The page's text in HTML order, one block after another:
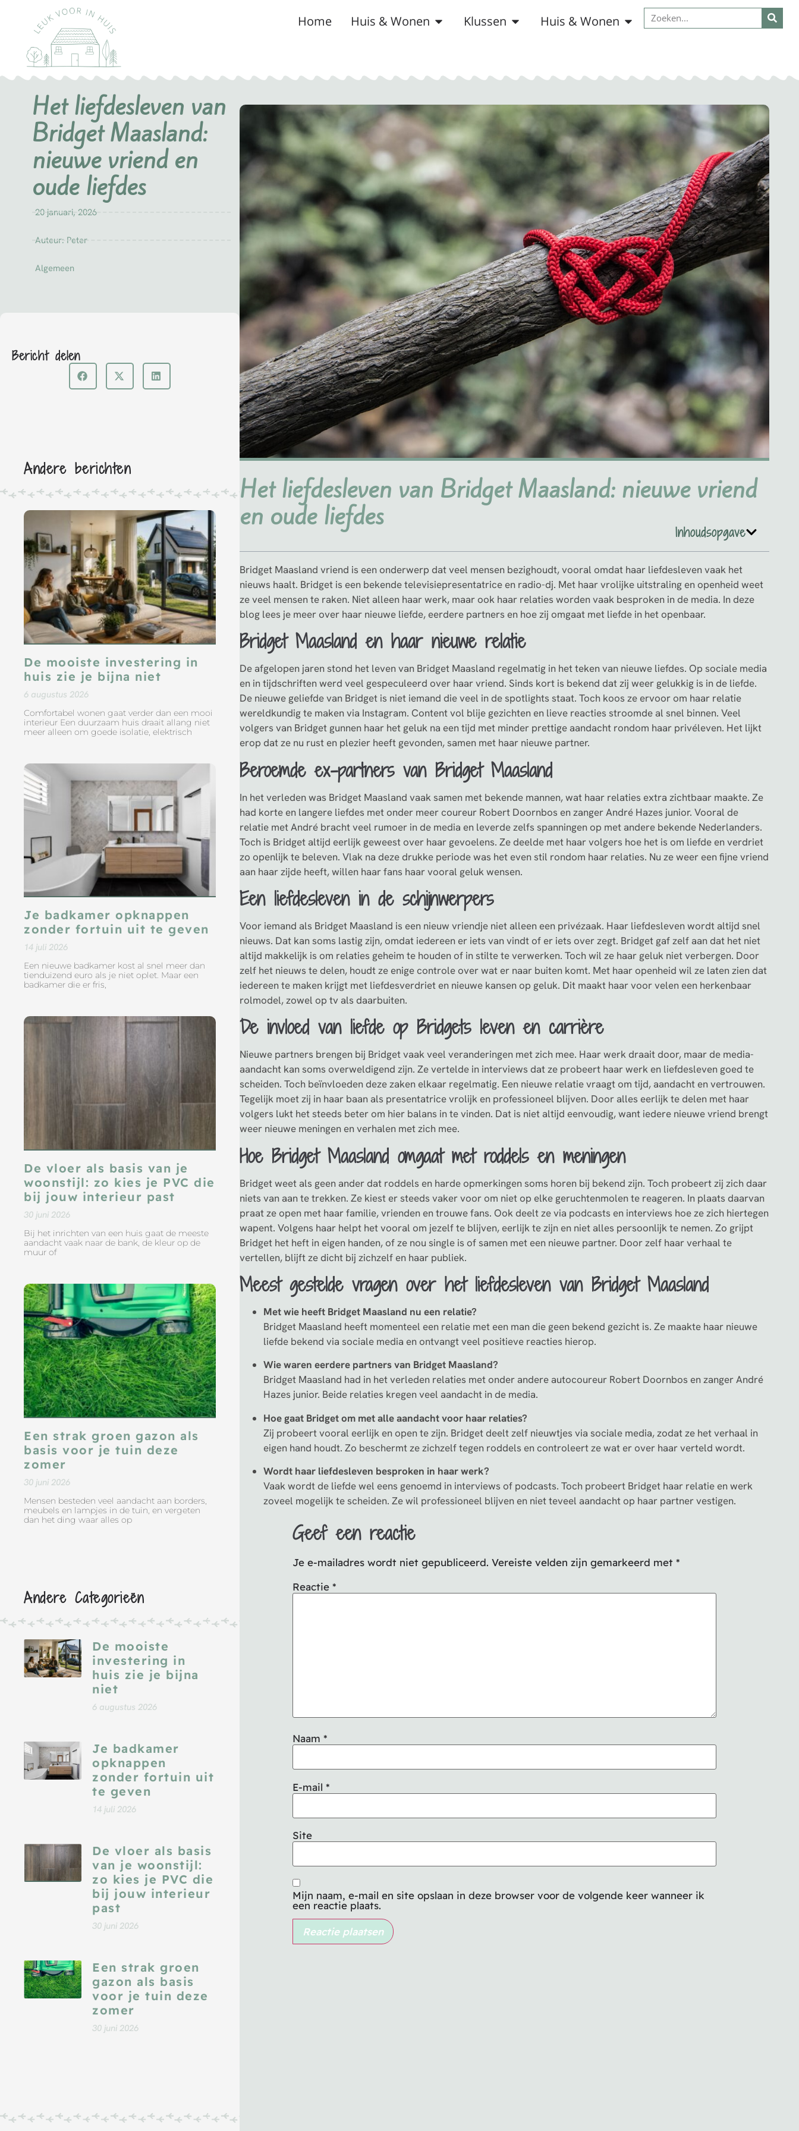
Home Huis & Wonen Klussen Huis & Wonen
Het liefdesleven van
Bridget Maasland:
nieuwe vriend en
oude liefdes
20 januari, 2026
Auteur: Peter
Algemeen
Bericht delen
Andere berichten
De mooiste investering in
huis zie je bijna niet
6 augustus 2026
Comfortabel wonen gaat verder dan een mooi
interieur Een duurzaam huis draait allang niet
meer alleen om goede isolatie, elektrisch
Je badkamer opknappen
zonder fortuin uit te geven
14 juli 2026
Een nieuwe badkamer kost al snel meer dan
tienduizend euro als je niet oplet. Maar een
badkamer die er fris,
De vloer als basis van je
woonstijl: zo kies je PVC die
bij jouw interieur past
30 juni 2026
Bij het inrichten van een huis gaat de meeste
aandacht vaak naar de bank, de kleur op de
muur of
Een strak groen gazon als
basis voor je tuin deze
zomer
30 juni 2026
Mensen besteden veel aandacht aan borders,
meubels en lampjes in de tuin, en vergeten
dan het ding waar alles op
Andere Categorieën
De mooiste
investering in
huis zie je bijna
niet
6 augustus 2026
Je badkamer
opknappen
zonder fortuin uit
te geven
14 juli 2026
De vloer als basis
van je woonstijl:
zo kies je PVC die
bij jouw interieur
past
30 juni 2026
Een strak groen
gazon als basis
voor je tuin deze
zomer
30 juni 2026
Het liefdesleven van Bridget Maasland: nieuwe vriend
en oude liefdes
Inhoudsopgave
Bridget Maasland vriend is een onderwerp dat veel mensen bezighoudt, vooral omdat haar liefdesleven vaak het
nieuws haalt. Bridget is een bekende televisiepresentatrice en radio-dj. Met haar vrolijke uitstraling en openheid weet
ze veel mensen te raken. Niet alleen haar werk, maar ook haar relaties worden vaak besproken in de media. In deze
blog lees je meer over haar nieuwe liefde, eerdere partners en hoe zij omgaat met liefde in het openbaar.
Bridget Maasland en haar nieuwe relatie
De afgelopen jaren stond het leven van Bridget Maasland regelmatig in het teken van nieuwe liefdes. Op sociale media
en in tijdschriften werd veel gespeculeerd over haar vriend. Sinds kort is bekend dat zij weer gelukkig is in de liefde.
De nieuwe geliefde van Bridget is niet iemand die veel in de spotlights staat. Toch koos ze ervoor om haar relatie
wereldkundig te maken via Instagram. Content vol blije gezichten en lieve reacties stroomde al snel binnen. Veel
volgers van Bridget gunnen haar het geluk na een tijd met minder prettige aandacht rondom haar privéleven. Het lijkt
erop dat ze nu rust en plezier heeft gevonden, samen met haar nieuwe partner.
Beroemde ex-partners van Bridget Maasland
In het verleden was Bridget Maasland vaak samen met bekende mannen, wat haar relaties extra zichtbaar maakte. Ze
had korte en langere liefdes met onder meer coureur Robert Doornbos en zanger André Hazes junior. Vooral de
relatie met André bracht veel rumoer in de media en leverde zelfs spanningen op met andere bekende Nederlanders.
Toch is Bridget altijd eerlijk geweest over haar gevoelens. Ze deelde met haar volgers hoe het is om liefde en verdriet
zo openlijk te beleven. Vlak na deze drukke periode was het even stil rondom haar relaties. Nu ze weer een fijne vriend
aan haar zijde heeft, willen haar fans haar vooral geluk wensen.
Een liefdesleven in de schijnwerpers
Voor iemand als Bridget Maasland is een nieuw vriendje niet alleen een privézaak. Haar liefdesleven wordt altijd snel
nieuws. Dat kan soms lastig zijn, omdat iedereen er iets van vindt of er iets over zegt. Bridget gaf zelf aan dat het niet
altijd makkelijk is om relaties geheim te houden of in stilte te verwerken. Toch wil ze haar geluk niet verbergen. Door
zelf het nieuws te delen, houdt ze enige controle over wat er naar buiten komt. Met haar openheid wil ze laten zien dat
iedereen te maken krijgt met liefdesverdriet en nieuwe kansen op geluk. Dit maakt haar voor velen een herkenbaar
rolmodel, zowel op tv als daarbuiten.
De invloed van liefde op Bridgets leven en carrière
Nieuwe partners brengen bij Bridget vaak veel veranderingen met zich mee. Haar werk draait door, maar de media-
aandacht kan soms overweldigend zijn. Ze vertelde in interviews dat ze probeert haar werk en liefdesleven goed te
scheiden. Toch beïnvloeden deze zaken elkaar regelmatig. Een nieuwe relatie vraagt om tijd, aandacht en vertrouwen.
Tegelijk moet zij in haar baan als presentatrice vrolijk en professioneel blijven. Door alles eerlijk te delen met haar
volgers lukt het steeds beter om hier balans in te vinden. Dat is niet altijd eenvoudig, want iedere nieuwe vriend brengt
weer nieuwe meningen en verhalen met zich mee.
Hoe Bridget Maasland omgaat met roddels en meningen
Bridget weet als geen ander dat roddels en harde opmerkingen soms horen bij bekend zijn. Toch probeert zij zich daar
niets van aan te trekken. Ze kiest er steeds vaker voor om niet op elke geruchtenmolen te reageren. In plaats daarvan
praat ze open met haar familie, vrienden en trouwe fans. Ook deelt ze via podcasts en interviews hoe ze zich hiertegen
wapent. Volgens haar helpt het vooral om jezelf te blijven, eerlijk te zijn en niet alles persoonlijk te nemen. Zo grijpt
Bridget het heft in eigen handen, of ze nou single is of samen met een nieuwe partner. Door zelf haar verhaal te
vertellen, blijft ze dicht bij zichzelf en haar publiek.
Meest gestelde vragen over het liefdesleven van Bridget Maasland
Met wie heeft Bridget Maasland nu een relatie?
Bridget Maasland heeft momenteel een relatie met een man die geen bekend gezicht is. Ze maakte haar nieuwe
liefde bekend via sociale media en ontvangt veel positieve reacties hierop.
Wie waren eerdere partners van Bridget Maasland?
Bridget Maasland had in het verleden relaties met onder andere autocoureur Robert Doornbos en zanger André
Hazes junior. Beide relaties kregen veel aandacht in de media.
Hoe gaat Bridget om met alle aandacht voor haar relaties?
Zij probeert vooral eerlijk en open te zijn. Bridget deelt zelf nieuwtjes via sociale media, zodat ze het verhaal in
eigen hand houdt. Zo beschermt ze zichzelf tegen roddels en controleert ze wat er over haar verteld wordt.
Wordt haar liefdesleven besproken in haar werk?
Vaak wordt de liefde wel eens genoemd in interviews of podcasts. Toch probeert Bridget haar relatie en werk
zoveel mogelijk te scheiden. Ze wil professioneel blijven en niet teveel aandacht op haar partner vestigen.
Geef een reactie
Je e-mailadres wordt niet gepubliceerd. Vereiste velden zijn gemarkeerd met*
Reactie*
Naam*
E-mail*
Site
Mijn naam, e-mail en site opslaan in deze browser voor de volgende keer wanneer ik
een reactie plaats.